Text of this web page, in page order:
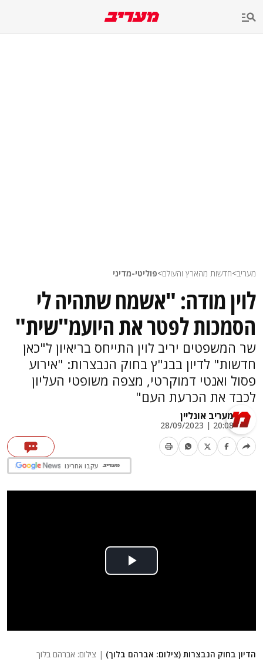
מעריב>חדשות מהארץ והעולם>פוליטי-מדיני
לוין מודה: "אשמח שתהיה לי
הסמכות לפטר את היועמ"שית"
שר המשפטים יריב לוין התייחס בריאיון ל"כאן
חדשות" לדיון בבג"ץ בחוק הנבצרות: "אירוע
פסול ואנטי דמוקרטי, מצפה משופטי העליון
לכבד את הכרעת העם"
מעריב אונליין
20:08 | 28/09/2023
עקבו אחרינו
הדיון בחוק הנבצרות (צילום: אברהם בלוך) | צילום: אברהם בלוך